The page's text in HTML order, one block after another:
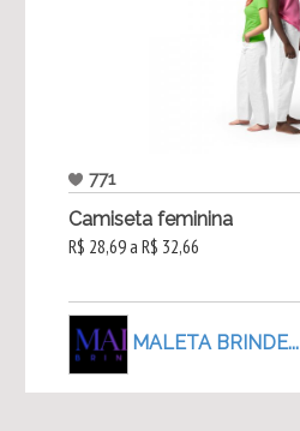
771
Camiseta feminina
R$ 28,69 a R$ 32,66
MALETA BRINDE...